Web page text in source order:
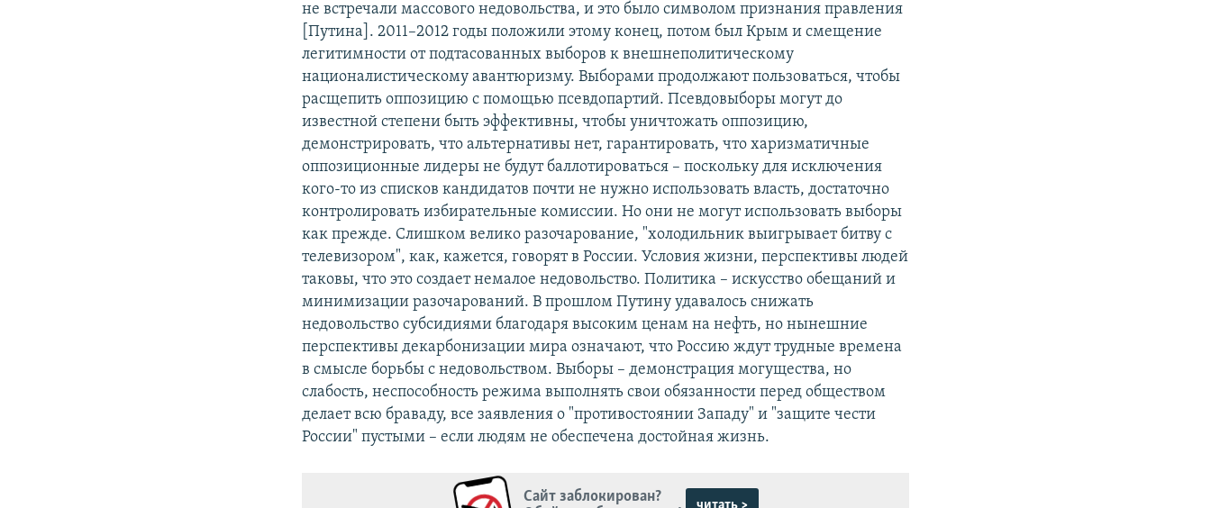
не встречали массового недовольства, и это было символом признания правления
[Путина]. 2011–2012 годы положили этому конец, потом был Крым и смещение
легитимности от подтасованных выборов к внешнеполитическому
националистическому авантюризму. Выборами продолжают пользоваться, чтобы
расщепить оппозицию с помощью псевдопартий. Псевдовыборы могут до
известной степени быть эффективны, чтобы уничтожать оппозицию,
демонстрировать, что альтернативы нет, гарантировать, что харизматичные
оппозиционные лидеры не будут баллотироваться – поскольку для исключения
кого-то из списков кандидатов почти не нужно использовать власть, достаточно
контролировать избирательные комиссии. Но они не могут использовать выборы
как прежде. Слишком велико разочарование, "холодильник выигрывает битву с
телевизором", как, кажется, говорят в России. Условия жизни, перспективы людей
таковы, что это создает немалое недовольство. Политика – искусство обещаний и
минимизации разочарований. В прошлом Путину удавалось снижать
недовольство субсидиями благодаря высоким ценам на нефть, но нынешние
перспективы декарбонизации мира означают, что Россию ждут трудные времена
в смысле борьбы с недовольством. Выборы – демонстрация могущества, но
слабость, неспособность режима выполнять свои обязанности перед обществом
делает всю браваду, все заявления о "противостоянии Западу" и "защите чести
России" пустыми – если людям не обеспечена достойная жизнь.
Сайт заблокирован?
читать >